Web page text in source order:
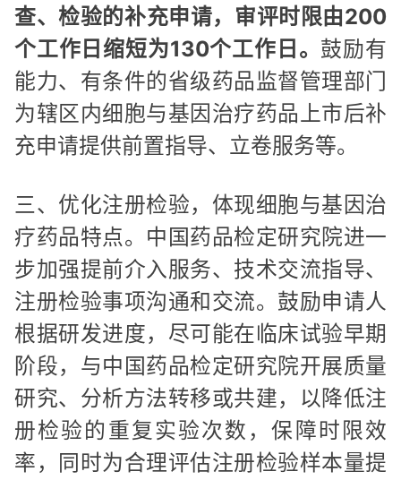
查、检验的补充申请，审评时限由200
个工作日缩短为130个工作日。 鼓励有
能力、有条件的省级药品监督管理部门
为辖区内细胞与基因治疗药品上市后补
充申请提供前置指导、立卷服务等。
三、优化注册检验，体现细胞与基因治
疗药品特点。中国药品检定研究院进一
步加强提前介入服务、技术交流指导、
注册检验事项沟通和交流。鼓励申请人
根据研发进度，尽可能在临床试验早期
阶段，与中国药品检定研究院开展质量
研究、分析方法转移或共建，以降低注
册检验的重复实验次数，保障时限效
率，同时为合理评估注册检验样本量提